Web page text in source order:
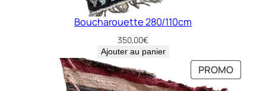
Boucharouette 280/110cm
350,00€
Ajouter au panier
PROMO
EN
PROMO
EN